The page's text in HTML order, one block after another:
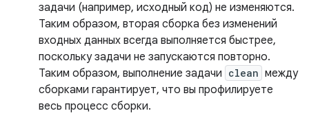
задачи (например, исходный код) не изменяются.
Таким образом, вторая сборка без изменений
входных данных всегда выполняется быстрее,
поскольку задачи не запускаются повторно.
Таким образом, выполнение задачи clean между
сборками гарантирует, что вы профилируете
весь процесс сборки.